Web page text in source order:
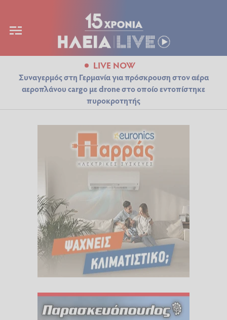
LIVE NOW
Συναγερμός στη Γερμανία για πρόσκρουση στον αέρα
αεροπλάνου cargo με drone στο οποίο εντοπίστηκε
πυροκροτητής